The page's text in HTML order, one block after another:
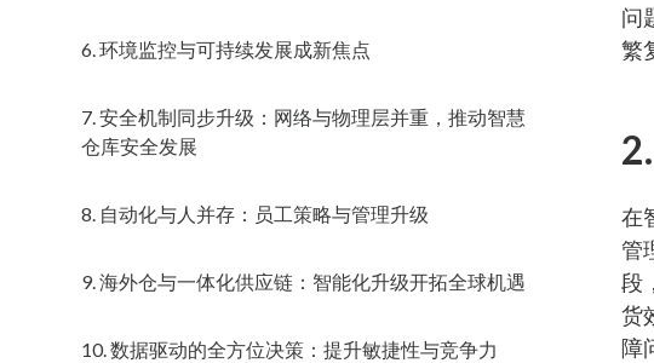
6. 环境监控与可持续发展成新焦点
7. 安全机制同步升级：网络与物理层并重，推动智慧
仓库安全发展
8. 自动化与人并存：员工策略与管理升级
9. 海外仓与一体化供应链：智能化升级开拓全球机遇
10. 数据驱动的全方位决策：提升敏捷性与竞争力
问
繁
在
管
段
货
障